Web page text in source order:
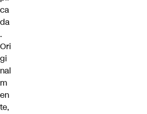
ca
da
.
Ori
gi
nal
m
en
te,